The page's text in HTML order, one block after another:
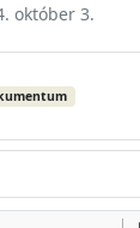
október 3.